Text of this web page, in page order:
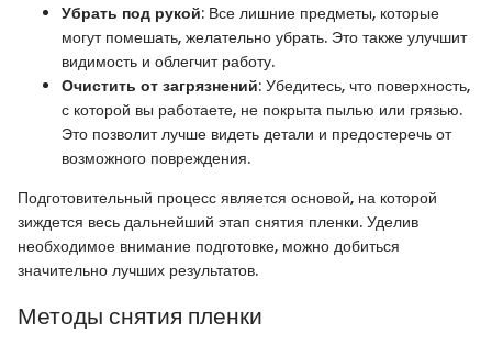
Убрать под рукой: Все лишние предметы, которые
могут помешать, желательно убрать. Это также улучшит
видимость и облегчит работу.
Очистить от загрязнений: Убедитесь, что поверхность,
с которой вы работаете, не покрыта пылью или грязью.
Это позволит лучше видеть детали и предостеречь от
возможного повреждения.
Подготовительный процесс является основой, на которой
зиждется весь дальнейший этап снятия пленки. Уделив
необходимое внимание подготовке, можно добиться
значительно лучших результатов.
Методы снятия пленки